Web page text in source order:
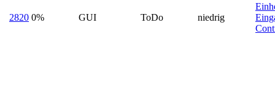
2820 0% GUI ToDo niedrig